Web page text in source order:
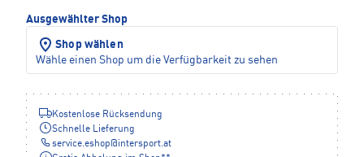
Ausgewählter Shop
Shop wählen
Wähle einen Shop um die Verfügbarkeit zu sehen
Kostenlose Rücksendung
Schnelle Lieferung
service.eshop@intersport.at